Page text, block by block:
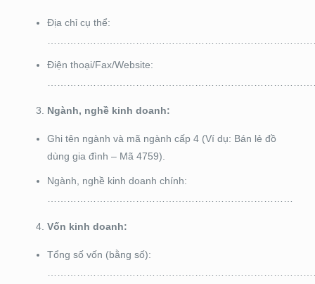
Địa chỉ cụ thể:
Điện thoại/Fax/Website:
Ngành, nghề kinh doanh:
Ghi tên ngành và mã ngành cấp 4 (Ví dụ: Bán lẻ đồ
dùng gia đình – Mã 4759).
Ngành, nghề kinh doanh chính:
Vốn kinh doanh:
Tổng số vốn (bằng số):